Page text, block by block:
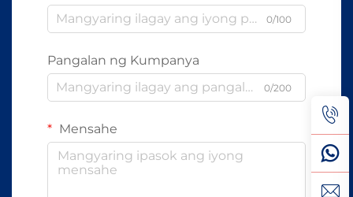
0/100
Pangalan ng Kumpanya
0/200
Mensahe